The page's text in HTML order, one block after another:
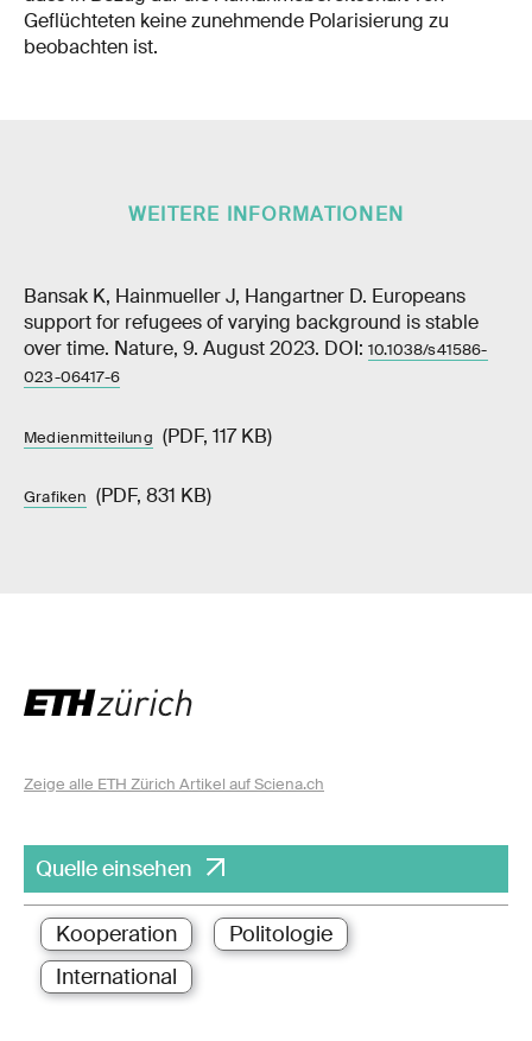
Geflüchteten keine zunehmende Polarisierung zu
beobachten ist.
WEITERE INFORMATIONEN
Bansak K, Hainmueller J, Hangartner D. Europeans
support for refugees of varying background is stable
over time. Nature, 9. August 2023. DOI: 10.1038/s41586-
023-06417-6
Medienmitteilung (PDF, 117 KB)
Grafiken (PDF, 831 KB)
Zeige alle ETH Zürich Artikel auf Sciena.ch
Quelle einsehen
Kooperation
Politologie
International